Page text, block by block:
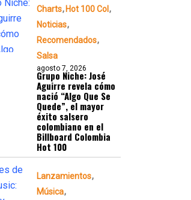
Charts Hot 100 Col
Noticias
Recomendados
Salsa
agosto 7, 2026
Grupo Niche: José
Aguirre revela cómo
nació “Algo Que Se
Quede”, el mayor
éxito salsero
colombiano en el
Billboard Colombia
Hot 100
Lanzamientos
Música